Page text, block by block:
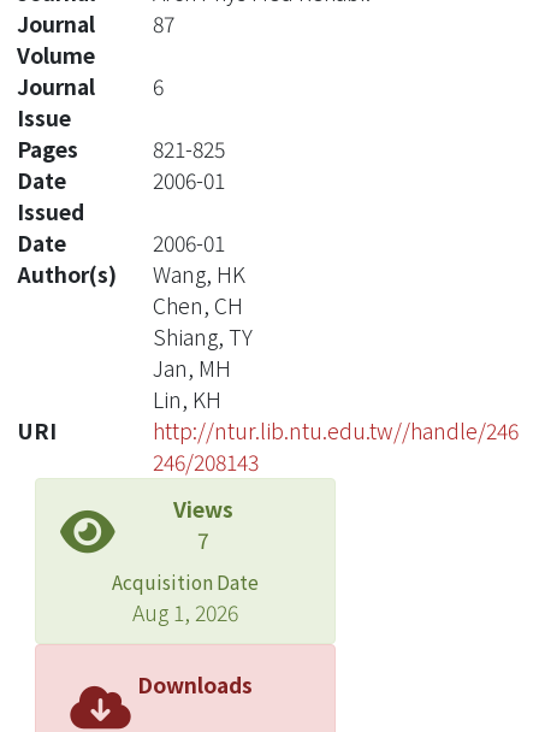
Journal
Volume
87
Journal
Issue
6
Pages
821-825
Date
Issued
2006-01
Date
2006-01
Author(s)
Wang, HK
Chen, CH
Shiang, TY
Jan, MH
Lin, KH
URI
http://ntur.lib.ntu.edu.tw//handle/246
246/208143
Views
7
Acquisition Date
Aug 1, 2026
Downloads